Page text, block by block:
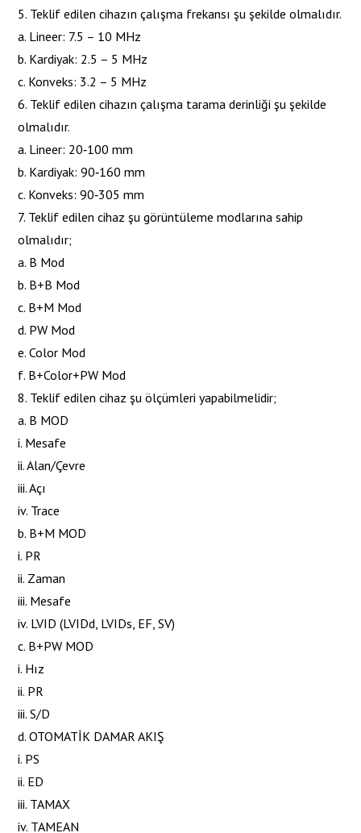
5. Teklif edilen cihazın çalışma frekansı şu şekilde olmalıdır.
a. Lineer: 7.5 – 10 MHz
b. Kardiyak: 2.5 – 5 MHz
c. Konveks: 3.2 – 5 MHz
6. Teklif edilen cihazın çalışma tarama derinliği şu şekilde
olmalıdır.
a. Lineer: 20‐100 mm
b. Kardiyak: 90‐160 mm
c. Konveks: 90‐305 mm
7. Teklif edilen cihaz şu görüntüleme modlarına sahip
olmalıdır;
a. B Mod
b. B+B Mod
c. B+M Mod
d. PW Mod
e. Color Mod
f. B+Color+PW Mod
8. Teklif edilen cihaz şu ölçümleri yapabilmelidir;
a. B MOD
i. Mesafe
ii. Alan/Çevre
iii. Açı
iv. Trace
b. B+M MOD
i. PR
ii. Zaman
iii. Mesafe
iv. LVID (LVIDd, LVIDs, EF, SV)
c. B+PW MOD
i. Hız
ii. PR
iii. S/D
d. OTOMATİK DAMAR AKIŞ
i. PS
ii. ED
iii. TAMAX
iv. TAMEAN